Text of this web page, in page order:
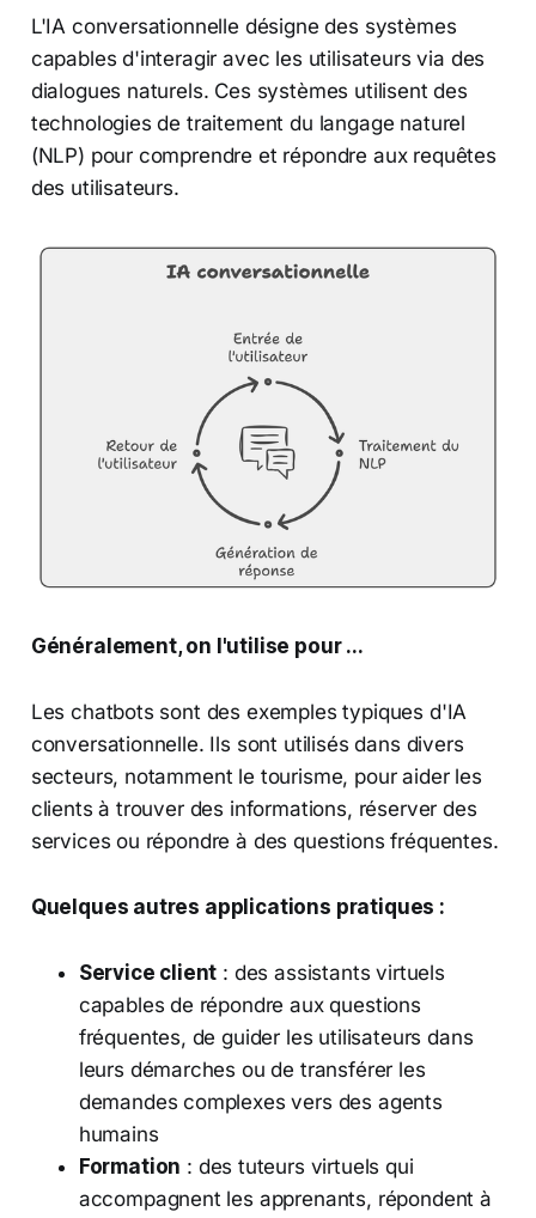
L'IA conversationnelle désigne des systèmes
capables d'interagir avec les utilisateurs via des
dialogues naturels. Ces systèmes utilisent des
technologies de traitement du langage naturel
(NLP) pour comprendre et répondre aux requêtes
des utilisateurs.
Généralement, on l'utilise pour ...
Les chatbots sont des exemples typiques d'IA
conversationnelle. Ils sont utilisés dans divers
secteurs, notamment le tourisme, pour aider les
clients à trouver des informations, réserver des
services ou répondre à des questions fréquentes.
Quelques autres applications pratiques :
Service client : des assistants virtuels
capables de répondre aux questions
fréquentes, de guider les utilisateurs dans
leurs démarches ou de transférer les
demandes complexes vers des agents
humains
Formation : des tuteurs virtuels qui
accompagnent les apprenants, répondent à